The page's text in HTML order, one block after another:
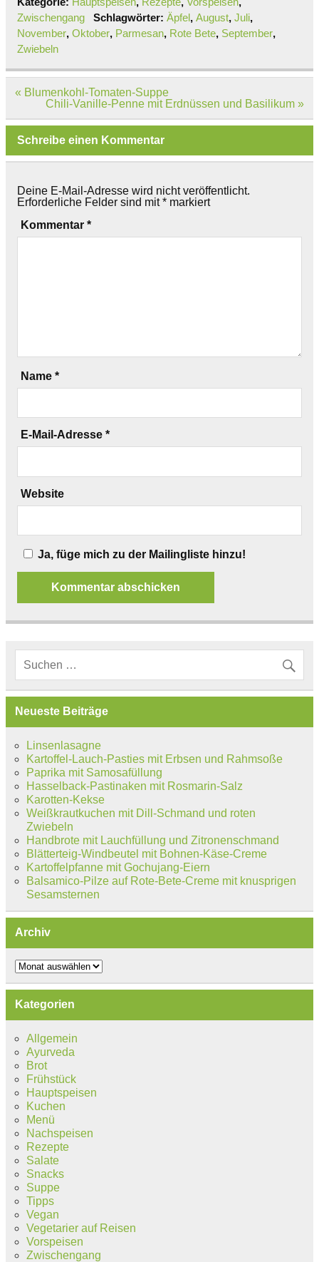
Zwischengang
Schlagwörter: Äpfel, August, Juli,
November, Oktober, Parmesan, Rote Bete, September,
Zwiebeln
Beitragsnavigation
« Blumenkohl-Tomaten-Suppe
Chili-Vanille-Penne mit Erdnüssen und Basilikum »
Schreibe einen Kommentar
Deine E-Mail-Adresse wird nicht veröffentlicht.
Erforderliche Felder sind mit* markiert
Kommentar *
Name *
E-Mail-Adresse *
Website
Ja, füge mich zu der Mailingliste hinzu!
Neueste Beiträge
Linsenlasagne
Kartoffel-Lauch-Pasties mit Erbsen und Rahmsoße
Paprika mit Samosafüllung
Hasselback-Pastinaken mit Rosmarin-Salz
Karotten-Kekse
Weißkrautkuchen mit Dill-Schmand und roten
Zwiebeln
Handbrote mit Lauchfüllung und Zitronenschmand
Blätterteig-Windbeutel mit Bohnen-Käse-Creme
Kartoffelpfanne mit Gochujang-Eiern
Balsamico-Pilze auf Rote-Bete-Creme mit knusprigen
Sesamsternen
Archiv
Archiv
Kategorien
Allgemein
Ayurveda
Brot
Frühstück
Hauptspeisen
Kuchen
Menü
Nachspeisen
Rezepte
Salate
Snacks
Suppe
Tipps
Vegan
Vegetarier auf Reisen
Vorspeisen
Zwischengang